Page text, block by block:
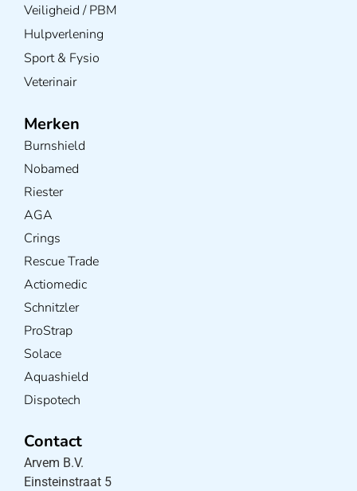
Veiligheid / PBM
Hulpverlening
Sport & Fysio
Veterinair
Merken
Burnshield
Nobamed
Riester
AGA
Crings
Rescue Trade
Actiomedic
Schnitzler
ProStrap
Solace
Aquashield
Dispotech
Contact
Arvem B.V.
Einsteinstraat 5